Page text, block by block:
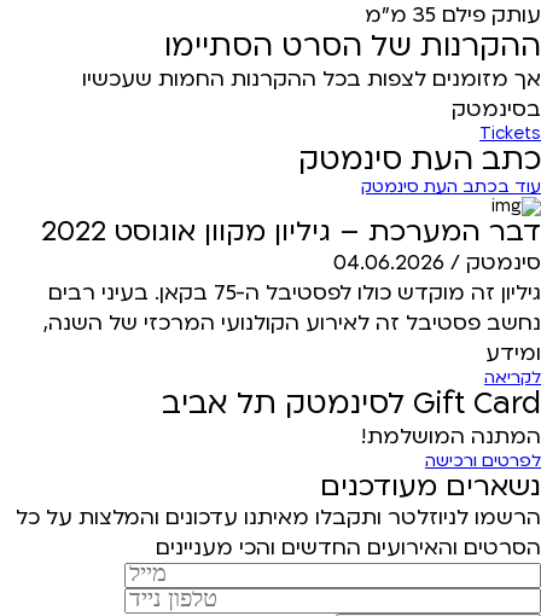
עותק פילם 35 מ"מ
ההקרנות של הסרט הסתיימו
אך מזומנים לצפות בכל ההקרנות החמות שעכשיו
בסינמטק
Tickets
כתב העת סינמטק
עוד בכתב העת סינמטק
דבר המערכת – גיליון מקוון אוגוסט 2022
סינמטק / 04.06.2026
גיליון זה מוקדש כולו לפסטיבל ה-75 בקאן. בעיני רבים
נחשב פסטיבל זה לאירוע הקולנועי המרכזי של השנה,
ומידע
לקריאה
Gift Card לסינמטק תל אביב
המתנה המושלמת!
לפרטים ורכישה
נשארים מעודכנים
הרשמו לניוזלטר ותקבלו מאיתנו עדכונים והמלצות על כל
הסרטים והאירועים החדשים והכי מעניינים